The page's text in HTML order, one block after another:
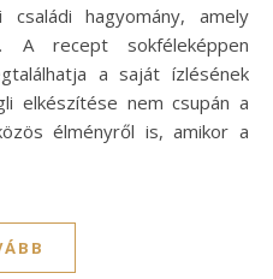
hagyomány, amely
A recept sokféleképpen
a saját ízlésének
elkészítése nem csupán a
élményről is, amikor a